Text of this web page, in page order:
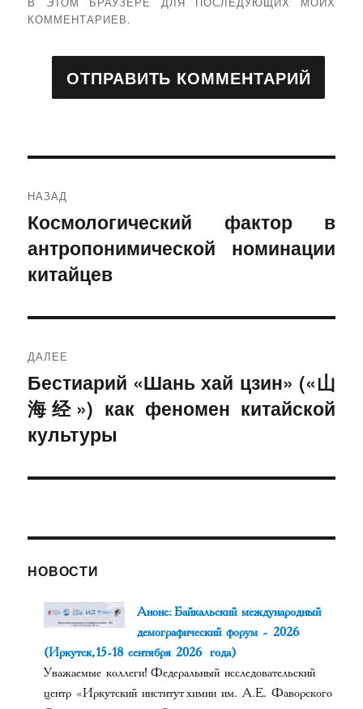
КОММЕНТАРИЕВ.
по
записям
НАЗАД
Предыдущая
запись:
Космологический фактор в
антропонимической номинации
китайцев
ДАЛЕЕ
Следующая
запись:
Бестиарий «Шань хай цзин» («山
海经») как феномен китайской
культуры
НОВОСТИ
Анонс: Байкальский международный
демографический форум - 2026
(Иркутск, 15-18 сентября 2026 года)
Уважаемые коллеги! Федеральный исследовательский
центр «Иркутский институт химии им. А.Е. Фаворского